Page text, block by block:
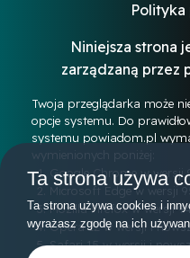
Niniejsza strona
zarządzaną przez
Twoja przeglądarka może
opcje systemu. Do
systemu powiadom.pl
wymienionych poniżej:
Google Chrome w wersji
Microsoft Edge w wersji
Mozilla Firefox w wersji
Opera 12 w wersji i
Safari 15 w wersji i
Ta strona używa
Ta strona używa cookies i
wyrażasz zgodę na ich